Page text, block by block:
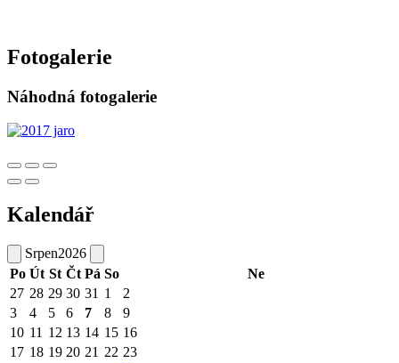
Fotogalerie
Náhodná fotogalerie
Kalendář
Srpen2026
Po Út St Čt Pá So
Ne
27 28 29 30 31 1
2
3
4 5 6 7 8
9
10 11 12 13 14 15 16
17 18 19 20 21 22 23